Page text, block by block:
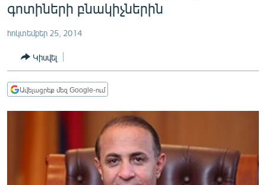
հիմնական
մենյուին
ՔԱՂԱՔԱԿԱՆ
ԸՆՏՐՈՒԹՅՈՒՆՆԵՐ 2026
ԻՐԱՎՈՒՆՔ
ՀԱՍԱՐԱԿՈՒԹՅՈՒՆ
ՊԱՏԵՐԱԶՄԻ 6 ՇԱԲԱԹՆԵՐԸ
ՏԱՐԱԾԱՇՐՋԱՆ
գոտիների բնակիչներին
հոկտեմբեր 25, 2014
Կիսվել
Ավելացրեք մեզ Google-ում